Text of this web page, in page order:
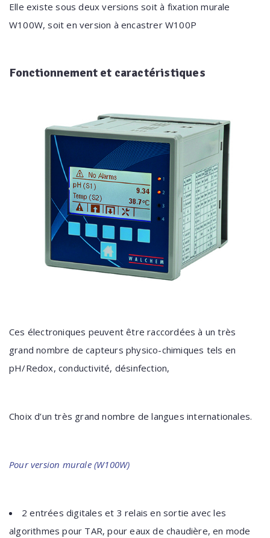
Elle existe sous deux versions soit à fixation murale
W100W, soit en version à encastrer W100P
Fonctionnement et caractéristiques
Ces électroniques peuvent être raccordées à un très
grand nombre de capteurs physico-chimiques tels en
pH/Redox, conductivité, désinfection,
Choix d’un très grand nombre de langues internationales.
Pour version murale (W100W)
2 entrées digitales et 3 relais en sortie avec les
algorithmes pour TAR, pour eaux de chaudière, en mode